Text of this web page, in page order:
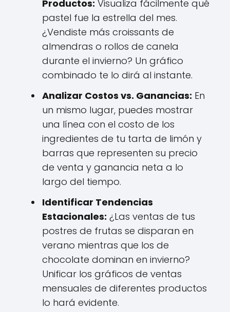
Productos: Visualiza fácilmente qué
pastel fue la estrella del mes.
¿Vendiste más croissants de
almendras o rollos de canela
durante el invierno? Un gráfico
combinado te lo dirá al instante.
Analizar Costos vs. Ganancias: En
un mismo lugar, puedes mostrar
una línea con el costo de los
ingredientes de tu tarta de limón y
barras que representen su precio
de venta y ganancia neta a lo
largo del tiempo.
Identificar Tendencias
Estacionales: ¿Las ventas de tus
postres de frutas se disparan en
verano mientras que los de
chocolate dominan en invierno?
Unificar los gráficos de ventas
mensuales de diferentes productos
lo hará evidente.